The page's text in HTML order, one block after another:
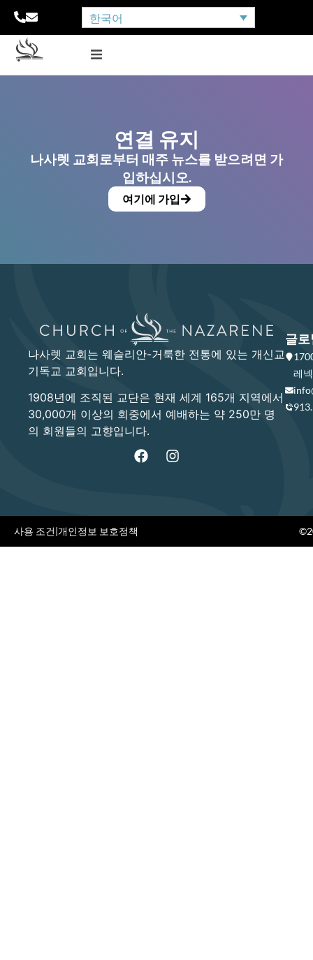
한국어
연결 유지
나사렛 교회로부터 매주 뉴스를 받으려면 가
입하십시오.
여기에 가입
나사렛 교회는 웨슬리안-거룩한 전통에 있는 개신교
기독교 교회입니다.
1908년에 조직된 교단은 현재 세계 165개 지역에서
30,000개 이상의 회중에서 예배하는 약 250만 명
의 회원들의 고향입니다.
글로
레
사용 조건|개인정보 보호정책